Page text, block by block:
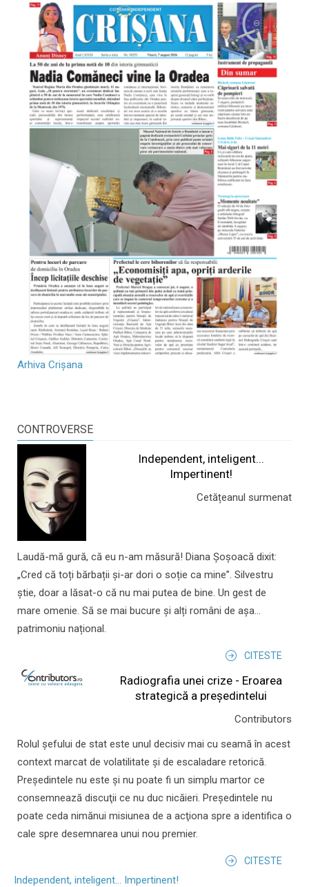
Arhiva Crișana
CONTROVERSE
Independent, inteligent...
Impertinent!
Cetățeanul surmenat
Laudă-mă gură, că eu n-am măsură! Diana Șoșoacă dixit:
„Cred că toți bărbații și-ar dori o soție ca mine”. Silvestru
știe, doar a lăsat-o că nu mai putea de bine. Un gest de
mare omenie. Să se mai bucure și alți români de așa...
patrimoniu național.
CITESTE
Radiografia unei crize - Eroarea
strategică a președintelui
Contributors
Rolul şefului de stat este unul decisiv mai cu seamă în acest
context marcat de volatilitate şi de escaladare retorică.
Preşedintele nu este şi nu poate fi un simplu martor ce
consemnează discuţii ce nu duc nicăieri. Preşedintele nu
poate ceda nimănui misiunea de a acţiona spre a identifica o
cale spre desemnarea unui nou premier.
CITESTE
Independent, inteligent... Impertinent!